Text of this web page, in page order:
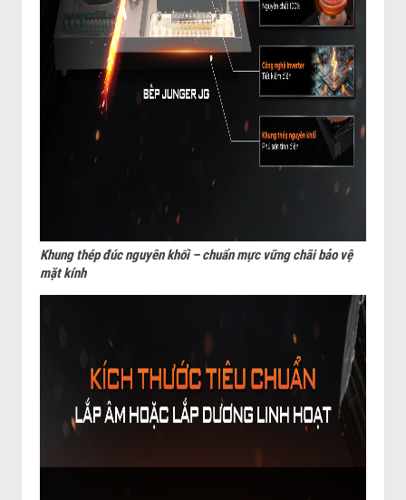
Khung thép đúc nguyên khối – chuẩn mực vững chãi bảo vệ
mặt kính